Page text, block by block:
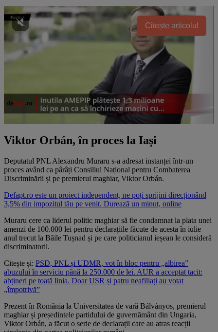
Citește articolul
Viktor Orbán, în proces la Iași
Deputatul PNL Alexandru Muraru s-a adresat instanței într-un
proces având ca pârâți Consiliul Național pentru Combaterea
Discriminării și pe premierul maghiar, Viktor Orbán.
Defapt.ro este un proiect independent, ne poți sprijini direcționând
3,5% din impozitul tău pe venit. Durează un minut, online
Muraru cere ca liderul politic maghiar să fie condamnat la plata unei
amenzi de 100.000 lei pentru declarațiile făcute de acesta în iulie
anul trecut la Băile Tușnad și pe care politicianul ieșean le consideră
discriminatorii.
Citește și: PSD, PNL și UDMR, vot în bloc pentru „albirea”
abuzului în serviciu până la 250.000 de lei. AUR a acceptat tacit:
abțineri pe toată linia. Doar USR și patru neafiliați au votat
„împotrivă”
Prezent în România la Universitatea de vară Bálványos, premierul
maghiar și președintele partidului de guvernământ din Ungaria,
Viktor Orbán, a făcut o serie de declarații care au atras reacții